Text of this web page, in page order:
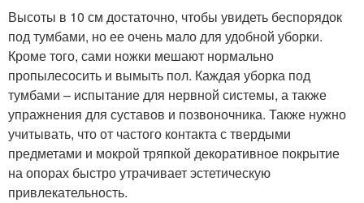
Высоты в 10 см достаточно, чтобы увидеть беспорядок
под тумбами, но ее очень мало для удобной уборки.
Кроме того, сами ножки мешают нормально
пропылесосить и вымыть пол. Каждая уборка под
тумбами – испытание для нервной системы, а также
упражнения для суставов и позвоночника. Также нужно
учитывать, что от частого контакта с твердыми
предметами и мокрой тряпкой декоративное покрытие
на опорах быстро утрачивает эстетическую
привлекательность.